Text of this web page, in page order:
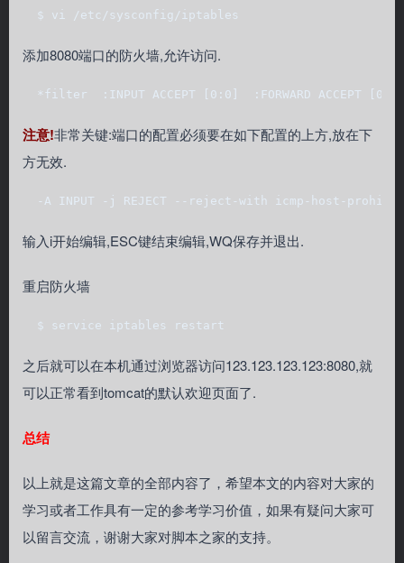
  $ vi /etc/sysconfig/iptables
添加8080端口的防火墙,允许访问.
*filter  :INPUT ACCEPT [0:0]  :FORWARD ACCEPT
注意!非常关键:端口的配置必须要在如下配置的上方,放在下
方无效.
-A INPUT -j REJECT --reject-with icmp-host-
输入i开始编辑,ESC键结束编辑,WQ保存并退出.
重启防火墙
  $ service iptables restart
之后就可以在本机通过浏览器访问123.123.123.123:8080,就
可以正常看到tomcat的默认欢迎页面了.
总结
以上就是这篇文章的全部内容了，希望本文的内容对大家的
学习或者工作具有一定的参考学习价值，如果有疑问大家可
以留言交流，谢谢大家对脚本之家的支持。